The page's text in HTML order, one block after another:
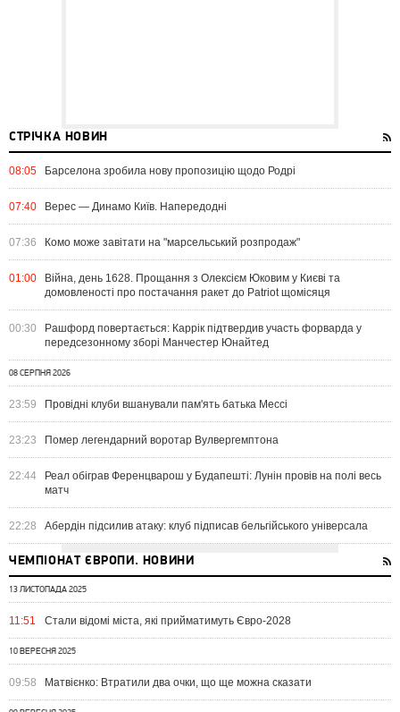
СТРІЧКА НОВИН
08:05 Барселона зробила нову пропозицію щодо Родрі
07:40 Верес — Динамо Київ. Напередодні
07:36 Комо може завітати на "марсельський розпродаж"
01:00
Війна, день 1628. Прощання з Олексієм Юковим у Києві та
домовленості про постачання ракет до Patriot щомісяця
00:30
Рашфорд повертається: Каррік підтвердив участь форварда у
передсезонному зборі Манчестер Юнайтед
08 СЕРПНЯ 2026
23:59 Провідні клуби вшанували пам'ять батька Мессі
23:23 Помер легендарний воротар Вулвергемптона
22:44
Реал обіграв Ференцварош у Будапешті: Лунін провів на полі весь
матч
22:28 Абердін підсилив атаку: клуб підписав бельгійського універсала
ЧЕМПІОНАТ ЄВРОПИ. НОВИНИ
13 ЛИСТОПАДА 2025
11:51 Стали відомі міста, які прийматимуть Євро-2028
10 ВЕРЕСНЯ 2025
09:58 Матвієнко: Втратили два очки, що ще можна сказати